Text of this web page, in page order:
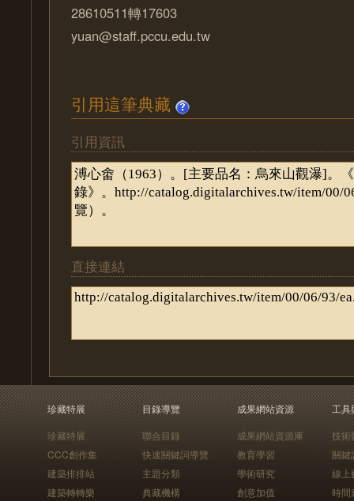
28610511轉17603
yuan@staff.pccu.edu.tw
引用這筆典藏
引用資訊
直接連結
珍藏特展
珍藏特展
CCC創作集
建築排排站
建築轉轉樂
目錄導覽
聯合目錄
快速關鍵詞導覽
主題分類
典藏機構
成果網站資源
成果網站資源庫
教育學習
學術研究
創意加值
工具
技術
關鍵
線上
時間